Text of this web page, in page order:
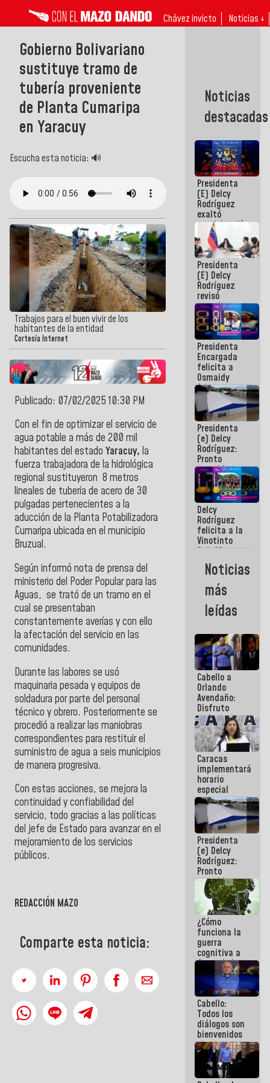
Chávez invicto Noticias ↓
Gobierno Bolivariano
sustituye tramo de
tubería proveniente
de Planta Cumaripa
en Yaracuy
Escucha esta noticia: 🔊
Trabajos para el buen vivir de los
habitantes de la entidad
Cortesía Internet
Publicado: 07/02/2025 10:30 PM
Con el fin de optimizar el servicio de
agua potable a más de 200 mil
habitantes del estado Yaracuy, la
fuerza trabajadora de la hidrológica
regional sustituyeron 8 metros
lineales de tubería de acero de 30
pulgadas pertenecientes a la
aducción de la Planta Potabilizadora
Cumaripa ubicada en el municipio
Bruzual.
Según informó nota de prensa del
ministerio del Poder Popular para las
Aguas, se trató de un tramo en el
cual se presentaban
constantemente averías y con ello
la afectación del servicio en las
comunidades.
Durante las labores se usó
maquinaria pesada y equipos de
soldadura por parte del personal
técnico y obrero. Posteriormente se
procedió a realizar las maniobras
correspondientes para restituir el
suministro de agua a seis municipios
de manera progresiva.
Con estas acciones, se mejora la
continuidad y confiabilidad del
servicio, todo gracias a las políticas
del jefe de Estado para avanzar en el
mejoramiento de los servicios
públicos.
REDACCIÓN MAZO
Comparte esta noticia:
Noticias
destacadas
Presidenta
(E) Delcy
Rodríguez
exaltó
participación
de
Venezuela
en Juegos
Centroamericanos
y del Caribe
2026
Presidenta
(E) Delcy
Rodríguez
revisó
agenda
económica y
ejecución de
fondos de
emergencia
post-sismos
Presidenta
Encargada
felicita a
Osmaidy
Arias y
Giraly
Marcano por
hacer
historia en
los
Centroamericanos
Presidenta
(e) Delcy
Rodríguez:
Pronto
restableceremos
las
operaciones
en el
Aeropuerto
Internacional
de
Maiquetía
Delcy
Rodríguez
felicita a la
Vinotinto
Sub 20
campeona
frente
México Sub
23 en los
Centroamericanos
Noticias
más
leídas
Cabello a
Orlando
Avendaño:
Disfruto
cada vez
que escribes
porque lo
que haces
es
embarrarla
Caracas
implementará
horario
especial
para
adaptarse
al plan de
ahorro
energético
Presidenta
(e) Delcy
Rodríguez:
Pronto
restableceremos
las
operaciones
en el
Aeropuerto
Internacional
de
Maiquetía
¿Cómo
funciona la
guerra
cognitiva a
favor de la
narrativa
hegemónica?
(1)
Cabello:
Todos los
diálogos son
bienvenidos
siempre que
estén en el
marco de la
Constitución